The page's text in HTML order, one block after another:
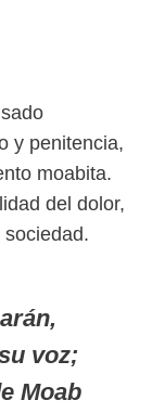
y penitencia,
moabita.
del dolor,
voz;
Moab